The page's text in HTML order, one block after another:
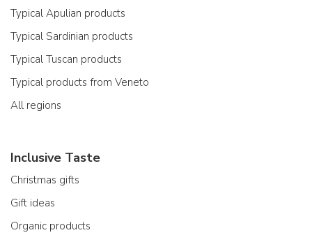
Typical Apulian products
Typical Sardinian products
Typical Tuscan products
Typical products from Veneto
All regions
Inclusive Taste
Christmas gifts
Gift ideas
Organic products